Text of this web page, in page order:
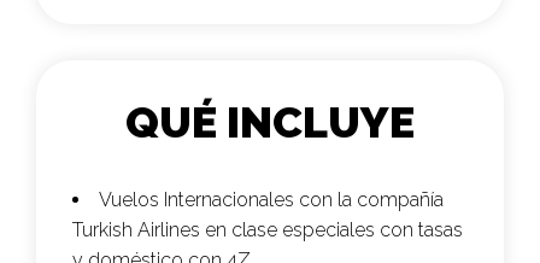
QUÉ INCLUYE
Vuelos Internacionales con la compañía
Turkish Airlines en clase especiales con tasas